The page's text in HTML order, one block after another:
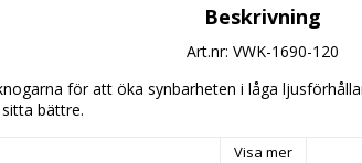
Beskrivning
Art.nr: VWK-1690-120
för att öka synbarheten i låga
bättre.
Visa mer